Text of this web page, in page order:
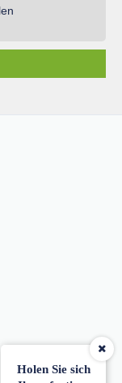
Holen Sie sich